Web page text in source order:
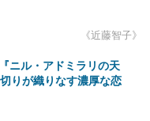
《近藤智子》
ニル・アドミラリの天
りが織りなす濃厚な恋